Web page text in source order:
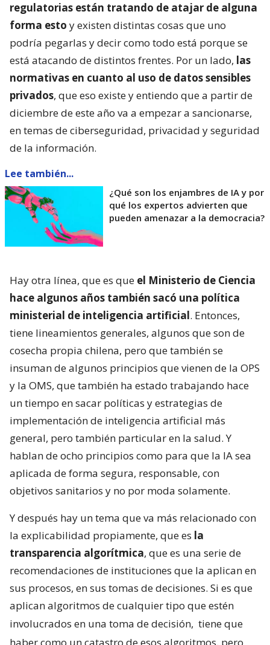
regulatorias están tratando de atajar de alguna
forma esto y existen distintas cosas que uno
podría pegarlas y decir como todo está porque se
está atacando de distintos frentes. Por un lado, las
normativas en cuanto al uso de datos sensibles
privados, que eso existe y entiendo que a partir de
diciembre de este año va a empezar a sancionarse,
en temas de ciberseguridad, privacidad y seguridad
de la información.
Lee también...
¿Qué son los enjambres de IA y por
qué los expertos advierten que
pueden amenazar a la democracia?
Hay otra línea, que es que el Ministerio de Ciencia
hace algunos años también sacó una política
ministerial de inteligencia artificial. Entonces,
tiene lineamientos generales, algunos que son de
cosecha propia chilena, pero que también se
insuman de algunos principios que vienen de la OPS
y la OMS, que también ha estado trabajando hace
un tiempo en sacar políticas y estrategias de
implementación de inteligencia artificial más
general, pero también particular en la salud. Y
hablan de ocho principios como para que la IA sea
aplicada de forma segura, responsable, con
objetivos sanitarios y no por moda solamente.
Y después hay un tema que va más relacionado con
la explicabilidad propiamente, que es la
transparencia algorítmica, que es una serie de
recomendaciones de instituciones que la aplican en
sus procesos, en sus tomas de decisiones. Si es que
aplican algoritmos de cualquier tipo que estén
involucrados en una toma de decisión, tiene que